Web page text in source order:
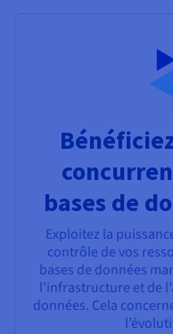
bases de
Exploitez la
contrôle de vos
bases de données
l’infrastructure et de
données. Cela